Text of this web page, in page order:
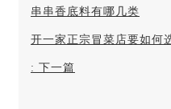
串串香底料有哪几类
开一家正宗冒菜店要如何
: 下一篇